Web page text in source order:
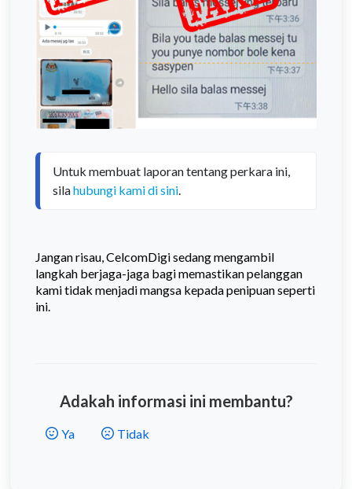
Untuk membuat laporan tentang perkara ini,
sila hubungi kami di sini.
Jangan risau, CelcomDigi sedang mengambil
langkah berjaga-jaga bagi memastikan pelanggan
kami tidak menjadi mangsa kepada penipuan seperti
ini.
Adakah informasi ini membantu?
Tidak
Ya